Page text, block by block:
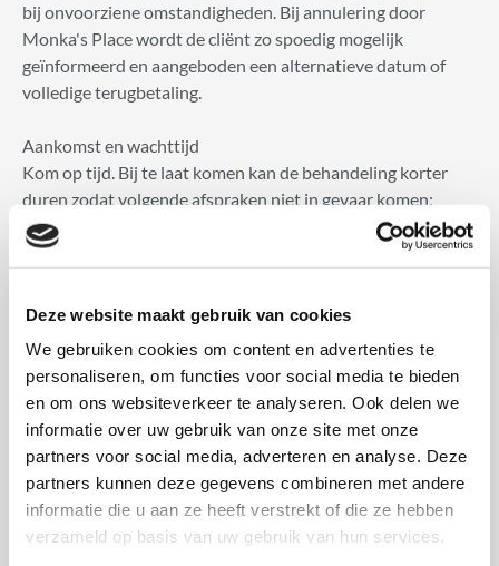
Deze website maakt gebruik van cookies
We gebruiken cookies om content en advertenties te
personaliseren, om functies voor social media te bieden
en om ons websiteverkeer te analyseren. Ook delen we
informatie over uw gebruik van onze site met onze
partners voor social media, adverteren en analyse. Deze
partners kunnen deze gegevens combineren met andere
informatie die u aan ze heeft verstrekt of die ze hebben
verzameld op basis van uw gebruik van hun services.
bij onvoorziene omstandigheden. Bij annulering door
Monka's Place wordt de cliënt zo spoedig mogelijk
geïnformeerd en aangeboden een alternatieve datum of
volledige terugbetaling.
Aankomst en wachttijd
Kom op tijd. Bij te laat komen kan de behandeling korter
duren zodat volgende afspraken niet in gevaar komen;
volledige behandelingstijd en prijs blijven van toepassing.
Cliënt is verplicht vooraf belangrijke medische informatie,
eerlijk en volledig te melden.
Monka's Place voert geen medische diagnoses, stelt geen
medische claims en vervangt geen arts of medische
behandeling. Bij medische vragen of ernstige klachten dient
de cliënt een arts te raadplegen voordat een behandeling
plaatsvindt.
Monka's Place behoudt zich het recht voor een behandeling
te weigeren of aan te passen bij contra-indicaties of